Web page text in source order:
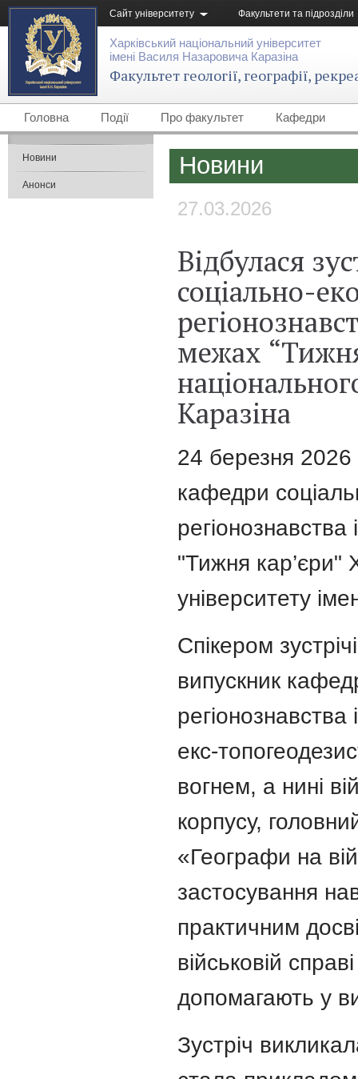
Сайт університету Факультети та підрозділи
Харківський національний університет
імені Василя Назаровича Каразіна
Факультет геології, географії,
Головна Події Про факультет Кафедри
Новини
27.03.2026
Відбулася
соціально-
межах
Каразіна
24 березня 2026
кафедри
"Тижня кар’єри"
університету
Спікером
випускник
екс-
вогнем, а нині
корпусу,
«Географи на
застосування
практичним
військовій
допомагають у
Зустріч
Новини
Анонси